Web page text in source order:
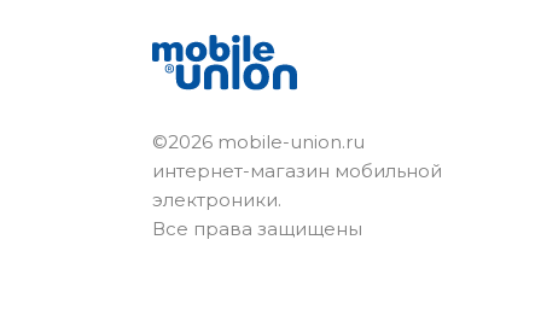
©2026 mobile-union.ru
интернет-магазин мобильной
электроники.
Все права защищены